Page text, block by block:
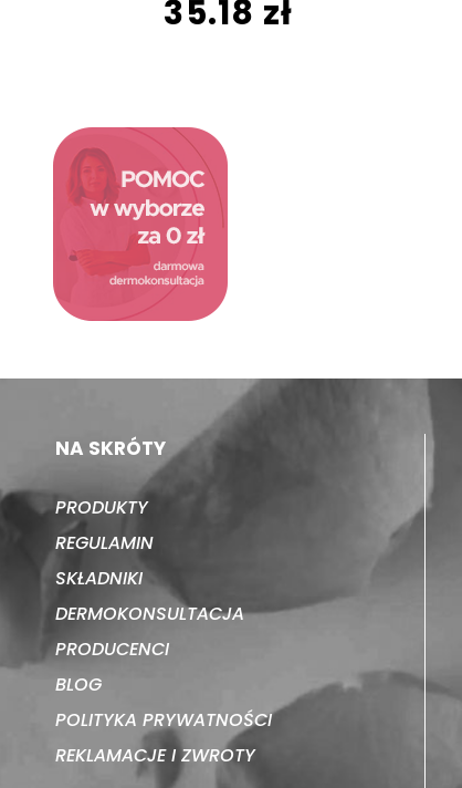
35.18 zł
NA SKRÓTY
PRODUKTY
REGULAMIN
SKŁADNIKI
DERMOKONSULTACJA
PRODUCENCI
BLOG
POLITYKA PRYWATNOŚCI
REKLAMACJE I ZWROTY